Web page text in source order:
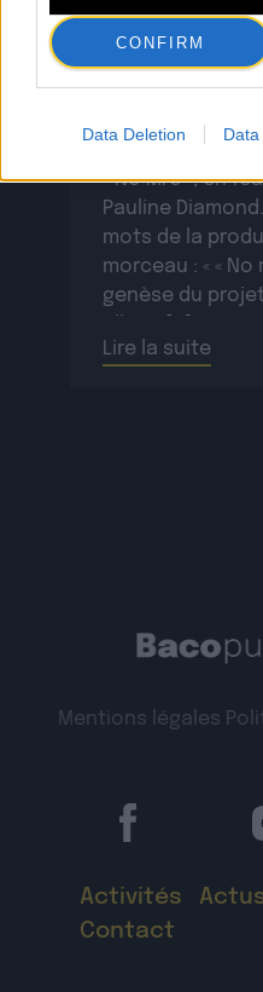
CONFIRM
Data Deletion Data
L’artiste Supa
album DUB
prolonge le
un nouveau clip
« No Mre », en
Pauline
mots de la
morceau : « « No
genèse du
Lire la suite
Mentions légales
Activités
Contact